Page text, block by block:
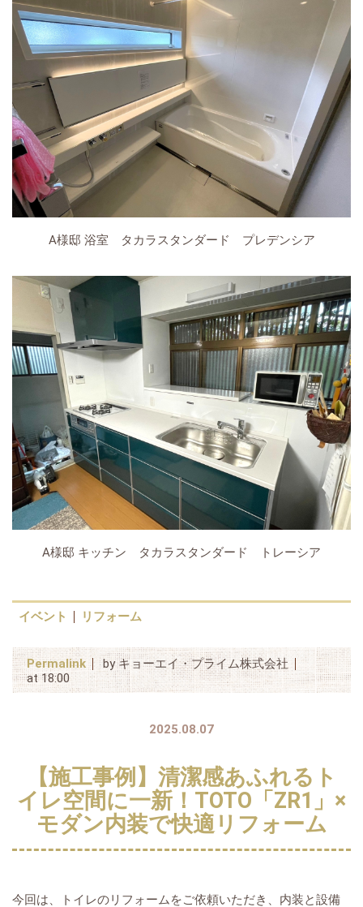
A様邸 浴室 タカラスタンダード プレデンシア
A様邸 キッチン タカラスタンダード トレーシア
イベント リフォーム
Permalink
by キョーエイ・プライム株式会社
at 18:00
2025.08.07
【施工事例】清潔感あふれるト
イレ空間に一新！TOTO「ZR1」×
モダン内装で快適リフォーム
今回は、トイレのリフォームをご依頼いただき、内装と設備